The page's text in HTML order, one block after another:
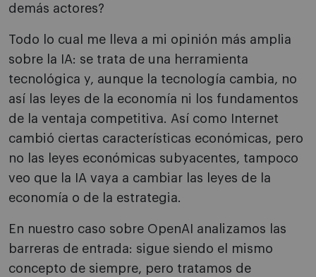
demás actores?
Todo lo cual me lleva a mi opinión más amplia
sobre la IA: se trata de una herramienta
tecnológica y, aunque la tecnología cambia, no
así las leyes de la economía ni los fundamentos
de la ventaja competitiva. Así como Internet
cambió ciertas características económicas, pero
no las leyes económicas subyacentes, tampoco
veo que la IA vaya a cambiar las leyes de la
economía o de la estrategia.
En nuestro caso sobre OpenAI analizamos las
barreras de entrada: sigue siendo el mismo
concepto de siempre, pero tratamos de